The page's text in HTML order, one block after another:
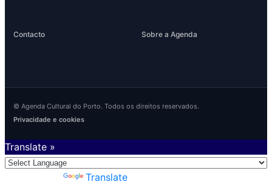
Contacto Sobre a Agenda
© Agenda Cultural do Porto. Todos os direitos reservados.
Privacidade e cookies
Translate »
Translate